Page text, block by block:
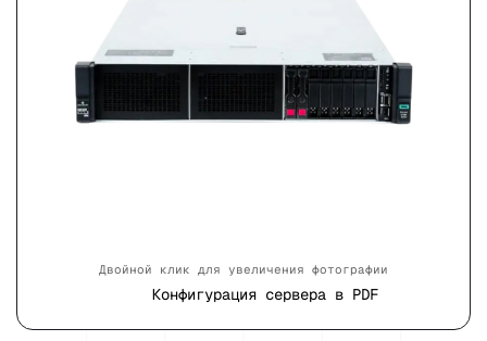
Двойной клик для увеличения фотографии
Конфигурация сервера в PDF